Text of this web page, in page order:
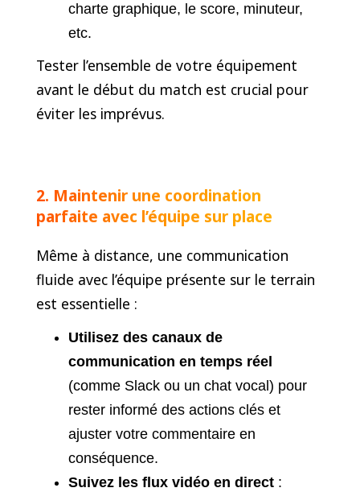
charte graphique, le score, minuteur,
etc.
Tester l’ensemble de votre équipement
avant le début du match est crucial pour
éviter les imprévus.
2. Maintenir une coordination
parfaite avec l’équipe sur place
Même à distance, une communication
fluide avec l’équipe présente sur le terrain
est essentielle :
Utilisez des canaux de
communication en temps réel
(comme Slack ou un chat vocal) pour
rester informé des actions clés et
ajuster votre commentaire en
conséquence.
Suivez les flux vidéo en direct: